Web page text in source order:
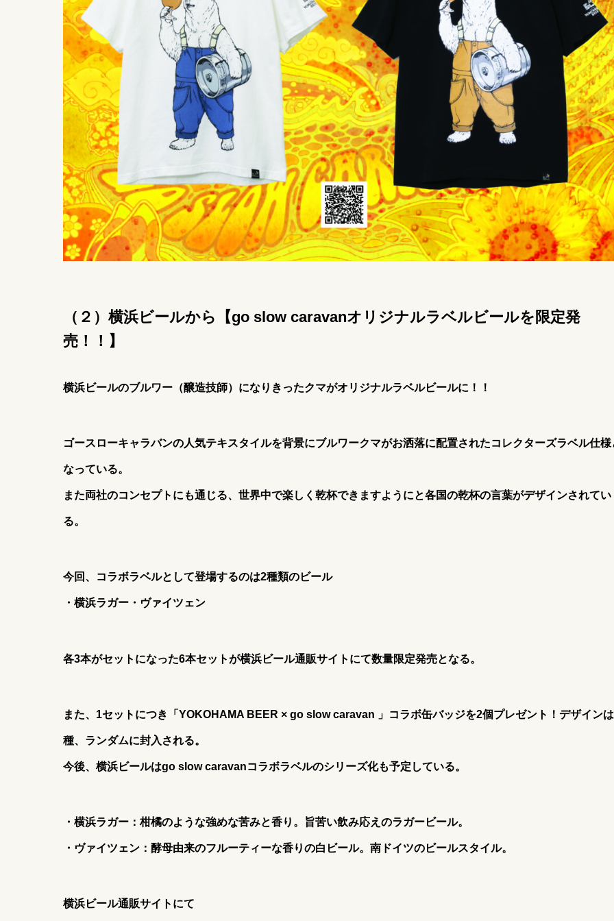
（２） 横浜ビールから【go slow caravanオリジナルラベルビールを限定発
売！！】
横浜ビールのブルワー（醸造技師）になりきったクマがオリジナルラベルビールに！！
ゴースローキャラバンの人気テキスタイルを背景にブルワークマがお洒落に配置されたコレクターズラベル仕様
なっている。
また両社のコンセプトにも通じる、世界中で楽しく乾杯できますようにと各国の乾杯の言葉がデザインされてい
る。
今回、コラボラベルとして登場するのは2種類のビール
・横浜ラガー・ヴァイツェン
各3本がセットになった6本セットが横浜ビール通販サイトにて数量限定発売となる。
また、1セットにつき 「YOKOHAMA BEER × go slow caravan 」コラボ缶バッジを2個プレゼント！ デザイン
種、ランダムに封入される。
今後、横浜ビールはgo slow caravanコラボラベルのシリーズ化も予定している。
・横浜ラガー：柑橘のような強めな苦みと香り。旨苦い飲み応えのラガービール。
・ヴァイツェン：酵母由来のフルーティーな香りの白ビール。南ドイツのビールスタイル。
横浜ビール通販サイトにて